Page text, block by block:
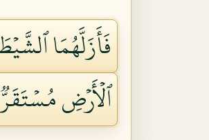
فَأَزَلَّهُمَا
ٱلۡأَرۡضِ مُسۡتَقَرّٞ